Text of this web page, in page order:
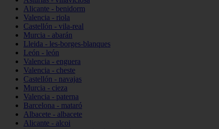
Alicante - benidorm
Valencia - riola
Castellón - vila-real
Murcia - abarán
Lleida - les-borges-blanques
León - león
Valencia - enguera
Valencia - cheste
Castellón - navajas
Murcia - cieza
Valencia - paterna
Barcelona - mataró
Albacete - albacete
Alicante - alcoi